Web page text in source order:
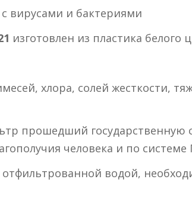
вирусами и бактериями
изготовлен из пластика
хлора, солей жесткости,
прошедший государственную
человека и по
водой,